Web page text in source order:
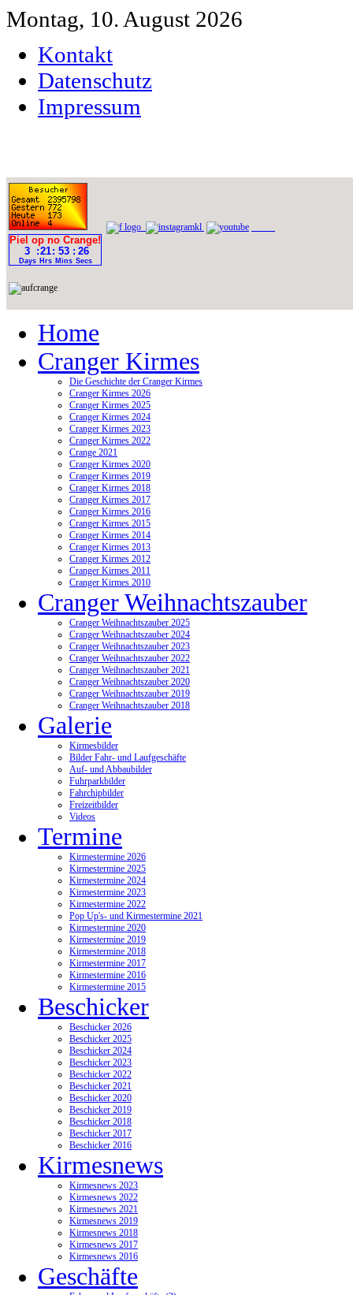
Montag, 10. August 2026
Kontakt
Datenschutz
Impressum
Home
Cranger Kirmes
Die Geschichte der Cranger Kirmes
Cranger Kirmes 2026
Cranger Kirmes 2025
Cranger Kirmes 2024
Cranger Kirmes 2023
Cranger Kirmes 2022
Crange 2021
Cranger Kirmes 2020
Cranger Kirmes 2019
Cranger Kirmes 2018
Cranger Kirmes 2017
Cranger Kirmes 2016
Cranger Kirmes 2015
Cranger Kirmes 2014
Cranger Kirmes 2013
Cranger Kirmes 2012
Cranger Kirmes 2011
Cranger Kirmes 2010
Cranger Weihnachtszauber
Cranger Weihnachtszauber 2025
Cranger Weihnachtszauber 2024
Cranger Weihnachtszauber 2023
Cranger Weihnachtszauber 2022
Cranger Weihnachtszauber 2021
Cranger Weihnachtszauber 2020
Cranger Weihnachtszauber 2019
Cranger Weihnachtszauber 2018
Galerie
Kirmesbilder
Bilder Fahr- und Laufgeschäfte
Auf- und Abbaubilder
Fuhrparkbilder
Fahrchipbilder
Freizeitbilder
Videos
Termine
Kirmestermine 2026
Kirmestermine 2025
Kirmestermine 2024
Kirmestermine 2023
Kirmestermine 2022
Pop Up's- und Kirmestermine 2021
Kirmestermine 2020
Kirmestermine 2019
Kirmestermine 2018
Kirmestermine 2017
Kirmestermine 2016
Kirmestermine 2015
Beschicker
Beschicker 2026
Beschicker 2025
Beschicker 2024
Beschicker 2023
Beschicker 2022
Beschicker 2021
Beschicker 2020
Beschicker 2019
Beschicker 2018
Beschicker 2017
Beschicker 2016
Kirmesnews
Kirmesnews 2023
Kirmesnews 2022
Kirmesnews 2021
Kirmesnews 2019
Kirmesnews 2018
Kirmesnews 2017
Kirmesnews 2016
Geschäfte